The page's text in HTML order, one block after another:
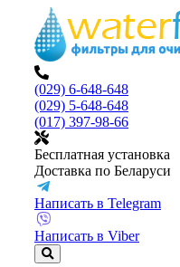
(029) 6-648-648
(029) 5-648-648
(017) 397-98-66
Бесплатная установка
Доставка по Беларуси
Написать в Telegram
Написать в Viber